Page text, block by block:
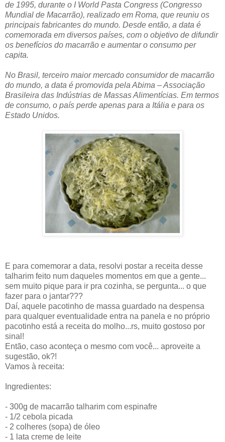
de 1995, durante o I World Pasta Congress (Congresso
Mundial de Macarrão), realizado em Roma, que reuniu os
principais fabricantes do mundo. Desde então, a data é
comemorada em diversos países, com o objetivo de difundir
os benefícios do macarrão e aumentar o consumo per
capita.
No Brasil, terceiro maior mercado consumidor de macarrão
do mundo, a data é promovida pela Abima – Associação
Brasileira das Indústrias de Massas Alimentícias. Em termos
de consumo, o país perde apenas para a Itália e para os
Estado Unidos.
E para comemorar a data, resolvi postar a receita desse
talharim feito num daqueles momentos em que a gente...
sem muito pique para ir pra cozinha, se pergunta... o que
fazer para o jantar???
Daí, aquele pacotinho de massa guardado na despensa
para qualquer eventualidade entra na panela e no próprio
pacotinho está a receita do molho...rs, muito gostoso por
sinal!
Então, caso aconteça o mesmo com você... aproveite a
sugestão, ok?!
Vamos à receita:
Ingredientes:
- 300g de macarrão talharim com espinafre
- 1/2 cebola picada
- 2 colheres (sopa) de óleo
- 1 lata creme de leite